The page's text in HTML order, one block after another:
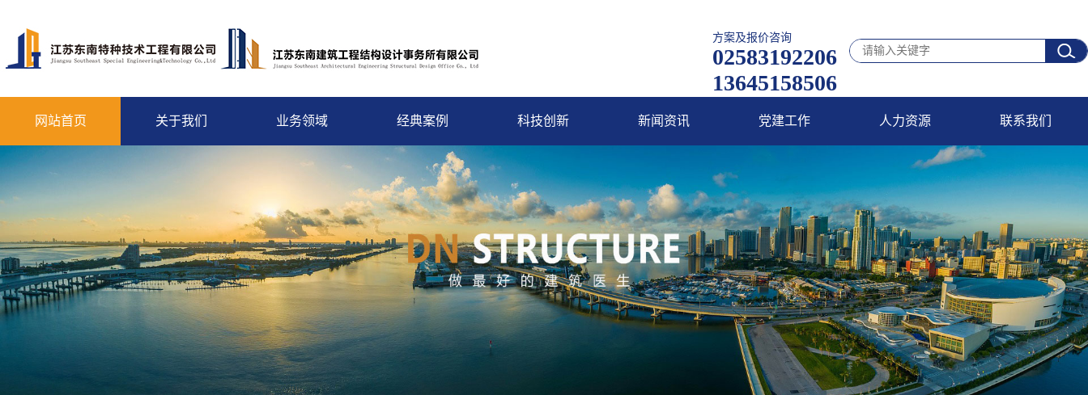
方案及报价咨询
02583192206
13645158506
网站首页 关于我们 业务领域 经典案例 科技创新 新闻资讯 党建工作 人力资源 联系我们